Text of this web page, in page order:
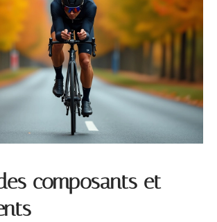
composants et